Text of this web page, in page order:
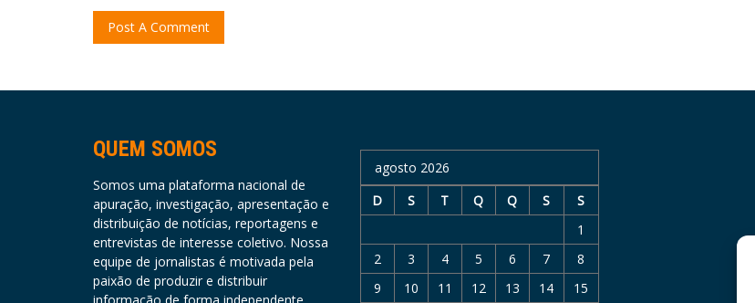
QUEM SOMOS
Somos uma plataforma nacional de
apuração, investigação, apresentação e
distribuição de notícias, reportagens e
entrevistas de interesse coletivo. Nossa
equipe de jornalistas é motivada pela
paixão de produzir e distribuir
agosto 2026
D
S T Q Q S
S
1
2
3 4 5 6 7
8
9
10 11 12 13 14 15